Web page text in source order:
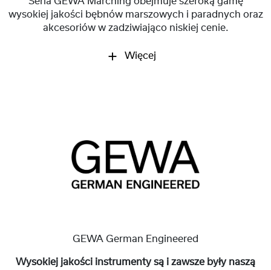
wysokiej jakości bębnów marszowych i paradnych oraz
akcesoriów w zadziwiająco niskiej cenie.
Więcej
GEWA German Engineered
Wysokiej jakości instrumenty są i zawsze były naszą